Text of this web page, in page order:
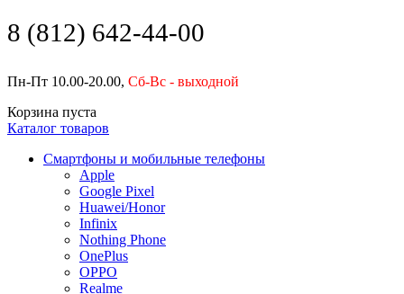
8 (812) 642-44-00
Пн-Пт 10.00-20.00, Сб-Вс - выходной
Корзина пуста
Каталог товаров
Смартфоны и мобильные телефоны
Apple
Google Pixel
Huawei/Honor
Infinix
Nothing Phone
OnePlus
OPPO
Realme